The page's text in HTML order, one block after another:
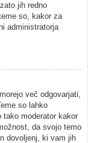
jih redno
so, kakor za
administratorja
več odgovarjati,
so lahko
moderator kakor
da svojo temo
dovoljenj, ki vam jih